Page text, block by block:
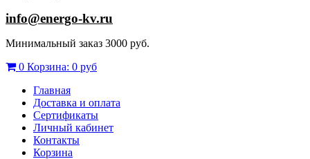
info@energo-kv.ru
Минимальный заказ 3000 руб.
0 Корзина: 0 руб
Главная
Доставка и оплата
Сертификаты
Личный кабинет
Контакты
Корзина